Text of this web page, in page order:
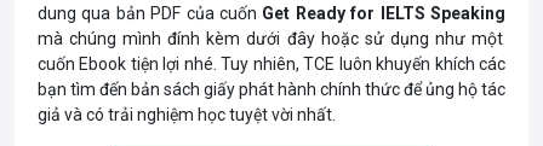
dung qua bản PDF của cuốn Get Ready for IELTS Speaking
mà chúng mình đính kèm dưới đây hoặc sử dụng như một
cuốn Ebook tiện lợi nhé. Tuy nhiên, TCE luôn khuyến khích các
bạn tìm đến bản sách giấy phát hành chính thức để ủng hộ tác
giả và có trải nghiệm học tuyệt vời nhất.